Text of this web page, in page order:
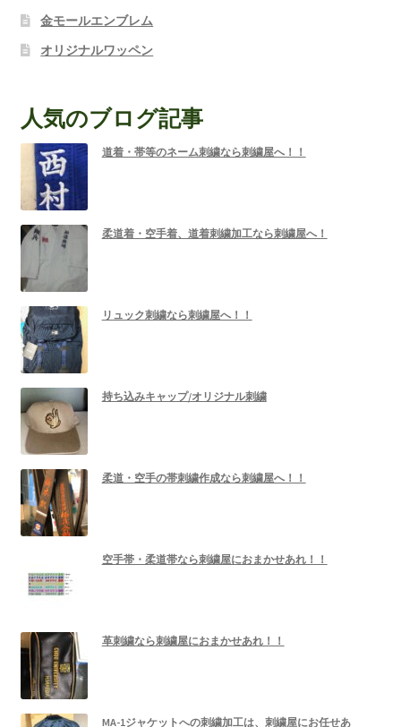
金モールエンブレム
オリジナルワッペン
人気のブログ記事
道着・帯等のネーム刺繍なら刺繍屋へ！！
柔道着・空手着、道着刺繍加工なら刺繍屋へ！
リュック刺繍なら刺繍屋へ！！
持ち込みキャップ/オリジナル刺繍
柔道・空手の帯刺繍作成なら刺繍屋へ！！
空手帯・柔道帯なら刺繍屋におまかせあれ！！
革刺繍なら刺繍屋におまかせあれ！！
MA-1ジャケットへの刺繍加工は、刺繍屋にお任せあ